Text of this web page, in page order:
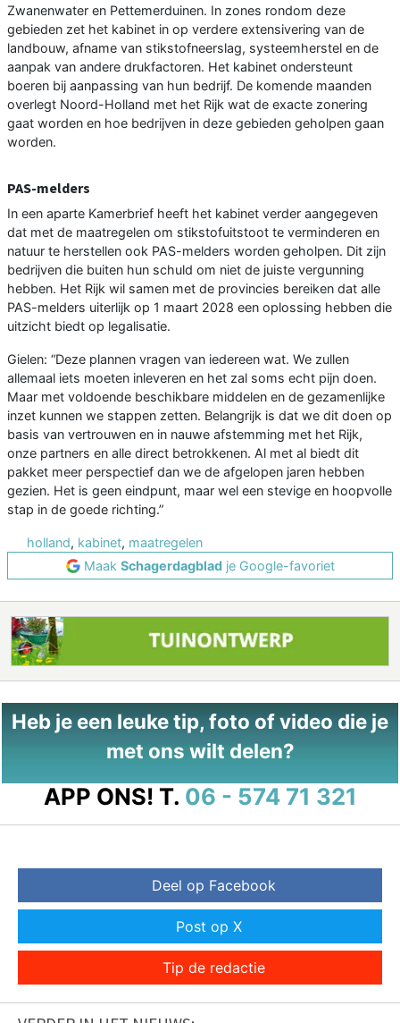
Zwanenwater en Pettemerduinen. In zones rondom deze
gebieden zet het kabinet in op verdere extensivering van de
landbouw, afname van stikstofneerslag, systeemherstel en de
aanpak van andere drukfactoren. Het kabinet ondersteunt
boeren bij aanpassing van hun bedrijf. De komende maanden
overlegt Noord-Holland met het Rijk wat de exacte zonering
gaat worden en hoe bedrijven in deze gebieden geholpen gaan
worden.
PAS-melders
In een aparte Kamerbrief heeft het kabinet verder aangegeven
dat met de maatregelen om stikstofuitstoot te verminderen en
natuur te herstellen ook PAS-melders worden geholpen. Dit zijn
bedrijven die buiten hun schuld om niet de juiste vergunning
hebben. Het Rijk wil samen met de provincies bereiken dat alle
PAS-melders uiterlijk op 1 maart 2028 een oplossing hebben die
uitzicht biedt op legalisatie.
Gielen: “Deze plannen vragen van iedereen wat. We zullen
allemaal iets moeten inleveren en het zal soms echt pijn doen.
Maar met voldoende beschikbare middelen en de gezamenlijke
inzet kunnen we stappen zetten. Belangrijk is dat we dit doen op
basis van vertrouwen en in nauwe afstemming met het Rijk,
onze partners en alle direct betrokkenen. Al met al biedt dit
pakket meer perspectief dan we de afgelopen jaren hebben
gezien. Het is geen eindpunt, maar wel een stevige en hoopvolle
stap in de goede richting.”
holland, kabinet, maatregelen
Maak Schagerdagbladje Google-favoriet
Heb je een leuke tip, foto of video die je
met ons wilt delen?
APP ONS! T. 06 - 574 71 321
Deel op Facebook
Post op X
Tip de redactie